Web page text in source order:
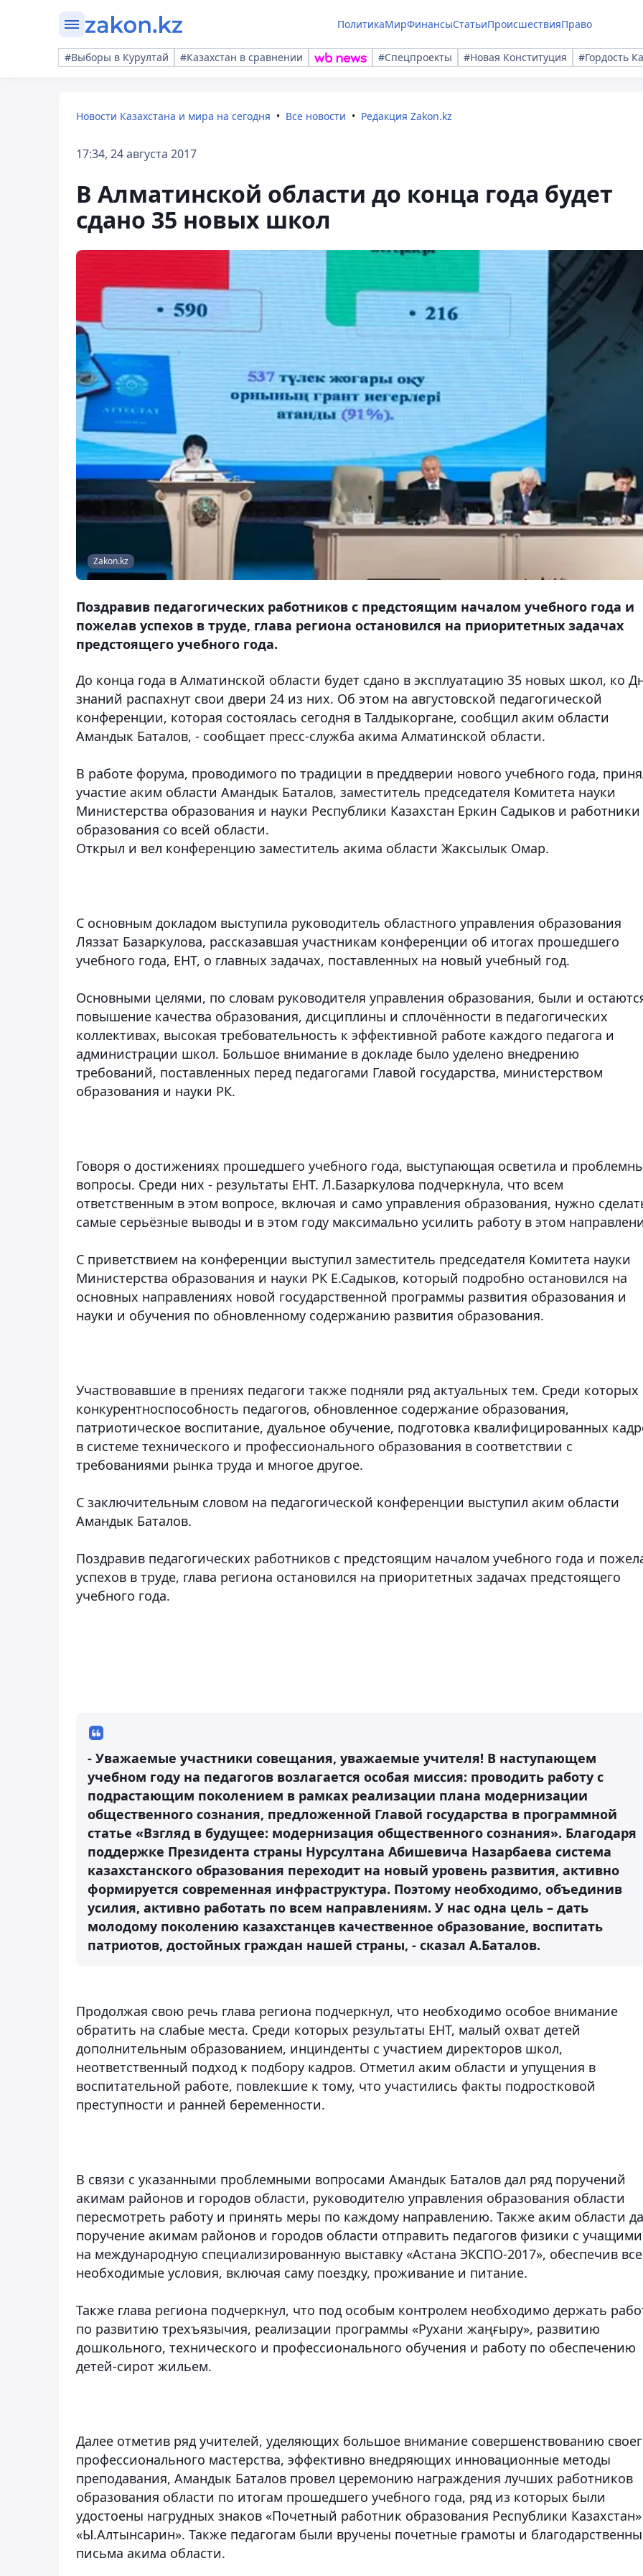
ПолитикаМирФинансыСтатьиПроисшествияПраво
#Выборы в Курултай #Казахстан в сравнении #Спецпроекты #Новая Конституция #Гордость
Новости Казахстана и мира на сегодня Все новости Редакция Zakon.kz
17:34, 24 августа 2017
В Алматинской области до конца года будет
сдано 35 новых школ
Zakon.kz
Поздравив педагогических работников с предстоящим началом учебного года и
пожелав успехов в труде, глава региона остановился на приоритетных задачах
предстоящего учебного года.
До конца года в Алматинской области будет сдано в эксплуатацию 35 новых школ, ко
знаний распахнут свои двери 24 из них. Об этом на августовской педагогической
конференции, которая состоялась сегодня в Талдыкоргане, сообщил аким области
Амандык Баталов, - сообщает пресс-служба акима Алматинской области.
В работе форума, проводимого по традиции в преддверии нового учебного года,
участие аким области Амандык Баталов, заместитель председателя Комитета науки
Министерства образования и науки Республики Казахстан Еркин Садыков и работники
образования со всей области.
Открыл и вел конференцию заместитель акима области Жаксылык Омар.
С основным докладом выступила руководитель областного управления образования
Ляззат Базаркулова, рассказавшая участникам конференции об итогах прошедшего
учебного года, ЕНТ, о главных задачах, поставленных на новый учебный год.
Основными целями, по словам руководителя управления образования, были и
повышение качества образования, дисциплины и сплочённости в педагогических
коллективах, высокая требовательность к эффективной работе каждого педагога и
администрации школ. Большое внимание в докладе было уделено внедрению
требований, поставленных перед педагогами Главой государства, министерством
образования и науки РК.
Говоря о достижениях прошедшего учебного года, выступающая осветила и
вопросы. Среди них - результаты ЕНТ. Л.Базаркулова подчеркнула, что всем
ответственным в этом вопросе, включая и само управления образования, нужно
самые серьёзные выводы и в этом году максимально усилить работу в этом
С приветствием на конференции выступил заместитель председателя Комитета науки
Министерства образования и науки РК Е.Садыков, который подробно остановился на
основных направлениях новой государственной программы развития образования и
науки и обучения по обновленному содержанию развития образования.
Участвовавшие в прениях педагоги также подняли ряд актуальных тем. Среди которых
конкурентноспособность педагогов, обновленное содержание образования,
патриотическое воспитание, дуальное обучение, подготовка квалифицированных
в системе технического и профессионального образования в соответствии с
требованиями рынка труда и многое другое.
С заключительным словом на педагогической конференции выступил аким области
Амандык Баталов.
Поздравив педагогических работников с предстоящим началом учебного года и
успехов в труде, глава региона остановился на приоритетных задачах предстоящего
учебного года.
- Уважаемые участники совещания, уважаемые учителя! В наступающем
учебном году на педагогов возлагается особая миссия: проводить работу с
подрастающим поколением в рамках реализации плана модернизации
общественного сознания, предложенной Главой государства в программной
статье «Взгляд в будущее: модернизация общественного сознания». Благодаря
поддержке Президента страны Нурсултана Абишевича Назарбаева система
казахстанского образования переходит на новый уровень развития, активно
формируется современная инфраструктура. Поэтому необходимо, объединив
усилия, активно работать по всем направлениям. У нас одна цель – дать
молодому поколению казахстанцев качественное образование, воспитать
патриотов, достойных граждан нашей страны, - сказал А.Баталов.
Продолжая свою речь глава региона подчеркнул, что необходимо особое внимание
обратить на слабые места. Среди которых результаты ЕНТ, малый охват детей
дополнительным образованием, инцинденты с участием директоров школ,
неответственный подход к подбору кадров. Отметил аким области и упущения в
воспитательной работе, повлекшие к тому, что участились факты подростковой
преступности и ранней беременности.
В связи с указанными проблемными вопросами Амандык Баталов дал ряд поручений
акимам районов и городов области, руководителю управления образования области
пересмотреть работу и принять меры по каждому направлению. Также аким области
поручение акимам районов и городов области отправить педагогов физики с
на международную специализированную выставку «Астана ЭКСПО-2017», обеспечив все
необходимые условия, включая саму поездку, проживание и питание.
Также глава региона подчеркнул, что под особым контролем необходимо держать
по развитию трехъязычия, реализации программы «Рухани жаңғыру», развитию
дошкольного, технического и профессионального обучения и работу по обеспечению
детей-сирот жильем.
Далее отметив ряд учителей, уделяющих большое внимание совершенствованию
профессионального мастерства, эффективно внедряющих инновационные методы
преподавания, Амандык Баталов провел церемонию награждения лучших работников
образования области по итогам прошедшего учебного года, ряд из которых были
удостоены нагрудных знаков «Почетный работник образования Республики
«Ы.Алтынсарин». Также педагогам были вручены почетные грамоты и
письма акима области.